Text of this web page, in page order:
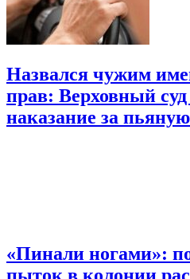
Назвался чужим
прав: Верховный
наказание за
«Пинали ногами»: